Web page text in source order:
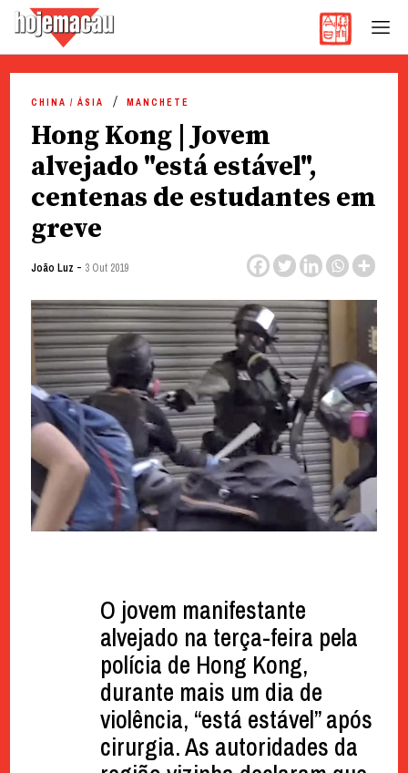
content
CHINA / ÁSIA MANCHETE
Hong Kong | Jovem
alvejado "está estável",
centenas de estudantes em
greve
João Luz - 3 Out 2019
O jovem manifestante
alvejado na terça-feira pela
polícia de Hong Kong,
durante mais um dia de
violência, “está estável” após
cirurgia. As autoridades da